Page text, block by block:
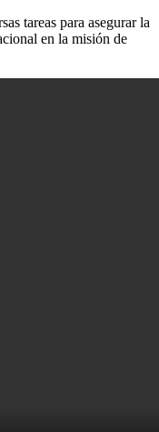
tareas para asegurar la
en la misión de